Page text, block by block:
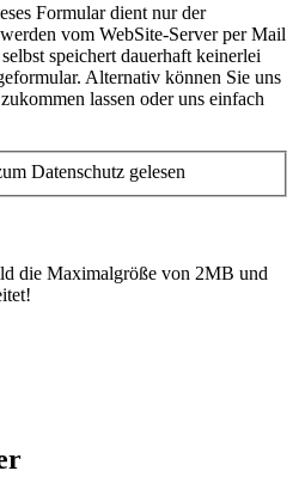
Formular dient nur der
vom WebSite-Server per Mail
speichert dauerhaft keinerlei
Alternativ können Sie uns
zukommen lassen oder uns einfach
Datenschutz gelesen
die Maximalgröße von 2MB und